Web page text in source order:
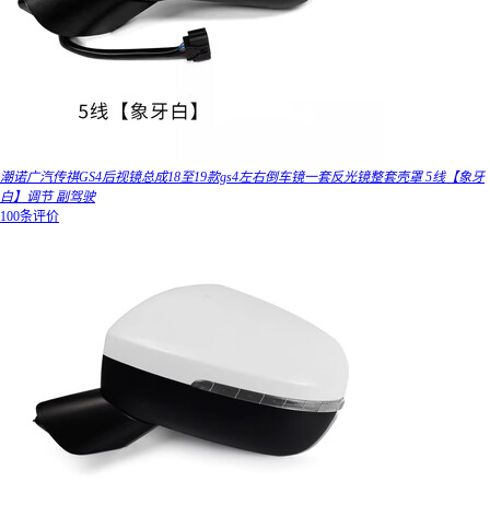
潮诺广汽传祺GS4后视镜总成18至19款gs4左右倒车镜一套反光镜整套壳罩 5线【象牙
白】调节 副驾驶
100条评价